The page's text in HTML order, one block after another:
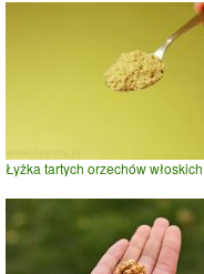
Łyżka tartych orzechów włoskich